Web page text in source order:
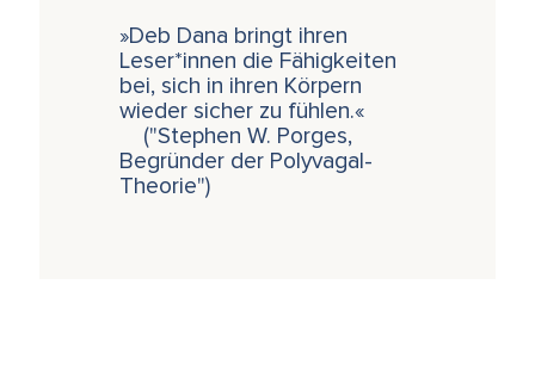
»Deb Dana bringt ihren
Leser*innen die Fähigkeiten
bei, sich in ihren Körpern
wieder sicher zu fühlen.«
("Stephen W. Porges,
Begründer der Polyvagal-
Theorie")